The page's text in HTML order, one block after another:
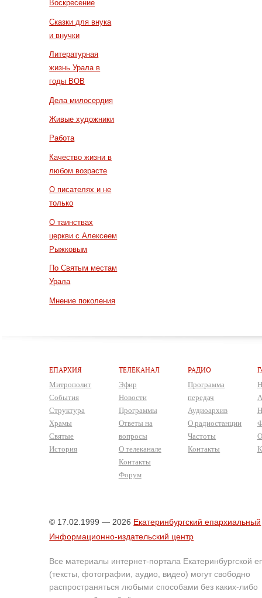
Воскресение
Сказки для внука
и внучки
Литературная
жизнь Урала в
годы ВОВ
Дела милосердия
Живые художники
Работа
Качество жизни в
любом возрасте
О писателях и не
только
О таинствах
церкви с Алексеем
Рыжковым
По Святым местам
Урала
Мнение поколения
ЕПАРХИЯ
Митрополит
События
Структура
Храмы
Святые
История
ТЕЛЕКАНАЛ
Эфир
Новости
Программы
Ответы на
вопросы
О телеканале
Контакты
Форум
РАДИО
Программа
передач
Аудиоархив
О радиостанции
Частоты
Контакты
© 17.02.1999 — 2026 Екатеринбургский епархиальный
Информационно-издательский центр
Все материалы интернет-портала Екатеринбургской
(тексты, фотографии, аудио, видео) могут свободно
распространяться любыми способами без каких-либо